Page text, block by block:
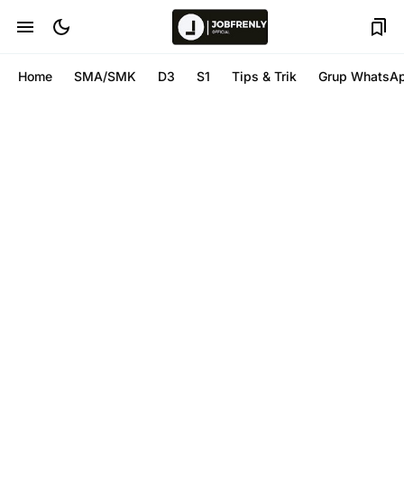
Home SMA/SMK D3 S1 Tips & Trik Grup